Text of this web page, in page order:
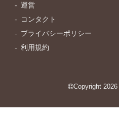
運営
コンタクト
プライバシーポリシー
利用規約
Copyright 2026